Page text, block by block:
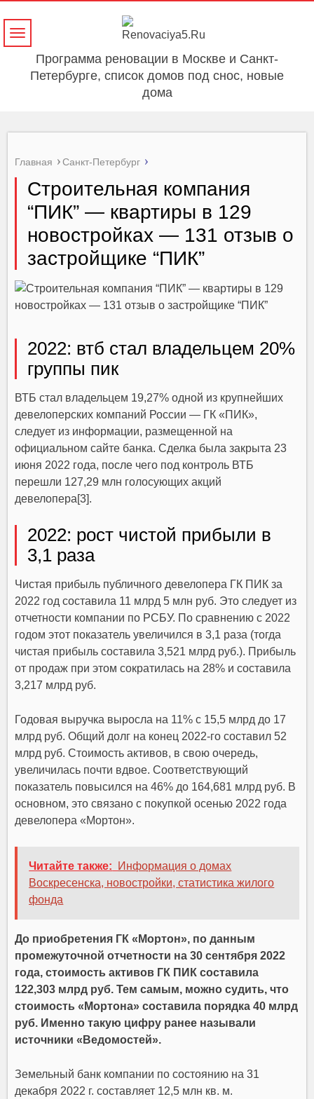
Программа реновации в Москве и Санкт-
Петербурге, список домов под снос, новые
дома
Навигация
Главная Санкт-Петербург
Строительная компания
“ПИК” — квартиры в 129
новостройках — 131 отзыв о
застройщике “ПИК”
2022: втб стал владельцем 20%
группы пик
ВТБ стал владельцем 19,27% одной из крупнейших
девелоперских компаний России — ГК «ПИК»,
следует из информации, размещенной на
официальном сайте банка. Сделка была закрыта 23
июня 2022 года, после чего под контроль ВТБ
перешли 127,29 млн голосующих акций
девелопера[3].
2022: рост чистой прибыли в
3,1 раза
Чистая прибыль публичного девелопера ГК ПИК за
2022 год составила 11 млрд 5 млн руб. Это следует из
отчетности компании по РСБУ. По сравнению с 2022
годом этот показатель увеличился в 3,1 раза (тогда
чистая прибыль составила 3,521 млрд руб.). Прибыль
от продаж при этом сократилась на 28% и составила
3,217 млрд руб.
Годовая выручка выросла на 11% с 15,5 млрд до 17
млрд руб. Общий долг на конец 2022-го составил 52
млрд руб. Стоимость активов, в свою очередь,
увеличилась почти вдвое. Соответствующий
показатель повысился на 46% до 164,681 млрд руб. В
основном, это связано с покупкой осенью 2022 года
девелопера «Мортон».
Читайте также:
Информация о домах
Воскресенска, новостройки, статистика жилого
фонда
До приобретения ГК «Мортон», по данным
промежуточной отчетности на 30 сентября 2022
года, стоимость активов ГК ПИК составила
122,303 млрд руб. Тем самым, можно судить, что
стоимость «Мортона» составила порядка 40 млрд
руб. Именно такую цифру ранее называли
источники «Ведомостей».
Земельный банк компании по состоянию на 31
декабря 2022 г. составляет 12,5 млн кв. м.